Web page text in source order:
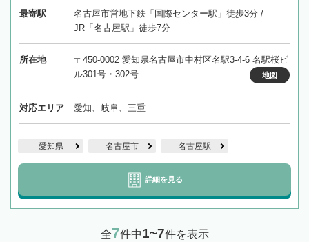
最寄駅
名古屋市営地下鉄「国際センター駅」徒歩3分 /
JR「名古屋駅」徒歩7分
所在地
〒450-0002 愛知県名古屋市中村区名駅3-4-6 名駅桜ビ
ル301号・302号
地図
対応エリア 愛知、岐阜、三重
愛知県 名古屋市 名古屋駅
詳細を見る
全7件中1~7件を表示